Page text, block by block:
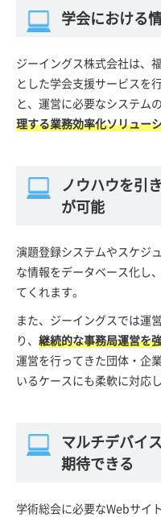
学会における
ジーイングス株式会社は、
とした学会支援サービスを
と、運営に必要なシステム
理する業務効率化ソリュー
ノウハウを引
が可能
演題登録システムやスケジ
な情報をデータベース化し
てくれます。
また、ジーイングスでは運
り、 継続的な事務局運営を
運営を行ってきた団体・企
いるケースにも柔軟に対応
マルチデバイ
期待できる
学術総会に必要なWebサイ